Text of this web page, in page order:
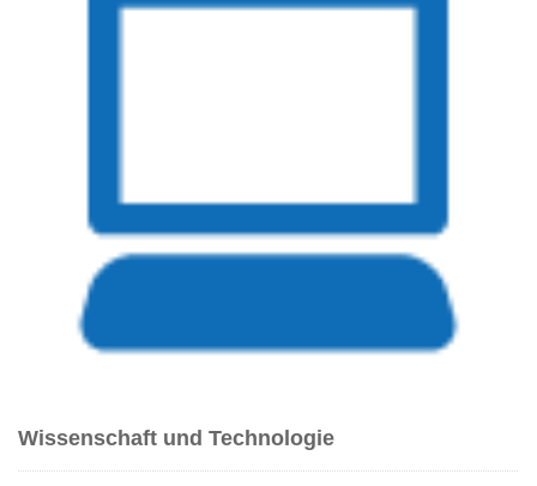
Wissenschaft und Technologie